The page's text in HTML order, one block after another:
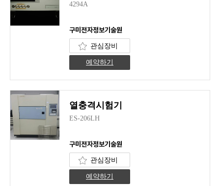
4294A
구미전자정보기술원
관심장비
예약하기
열충격시험기
ES-206LH
구미전자정보기술원
관심장비
예약하기